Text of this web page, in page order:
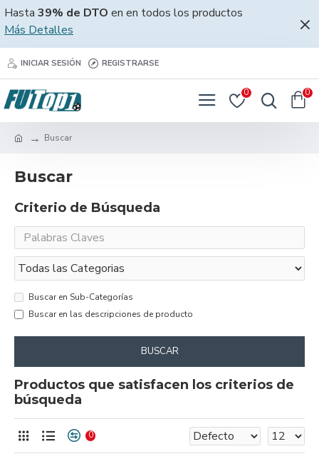
Hasta 39% de DTO en en todos los productos
Más Detalles
INICIAR SESIÓN REGISTRARSE
0 0
Buscar
Buscar
Criterio de Búsqueda
Buscar en Sub-Categorías
Buscar en las descripciones de producto
BUSCAR
Productos que satisfacen los criterios de
búsqueda
0